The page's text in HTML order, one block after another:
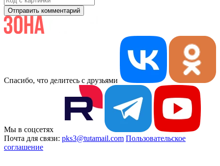
Отправить комментарий
Спасибо, что делитесь с друзьями
Мы в соцсетях
Почта для связи: pks3@tutamail.com Пользовательское
соглашение